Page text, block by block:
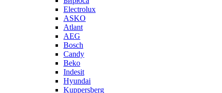
Electrolux
ASKO
Atlant
AEG
Bosch
Candy
Beko
Indesit
Hyundai
Kuppersberg